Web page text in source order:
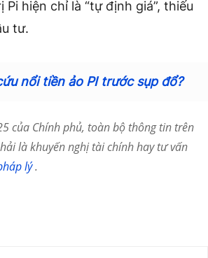
hiện chỉ là “tự định giá”, thiếu
tư.
nổi tiền ảo PI trước sụp đổ?
của Chính phủ, toàn bộ thông tin trên
là khuyến nghị tài chính hay tư vấn
lý.